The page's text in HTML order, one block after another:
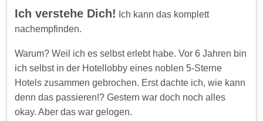
Ich verstehe Dich! Ich kann das komplett
nachempfinden.
Warum? Weil ich es selbst erlebt habe. Vor 6 Jahren bin
ich selbst in der Hotellobby eines noblen 5-Sterne
Hotels zusammen gebrochen. Erst dachte ich, wie kann
denn das passieren!? Gestern war doch noch alles
okay. Aber das war gelogen.